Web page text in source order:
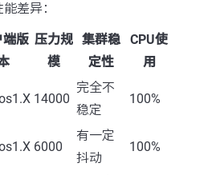
差异：
端版 压力规
模
集群稳
定性
CPU使
用
14000
完全不
稳定
100%
6000
有一定
抖动
100%